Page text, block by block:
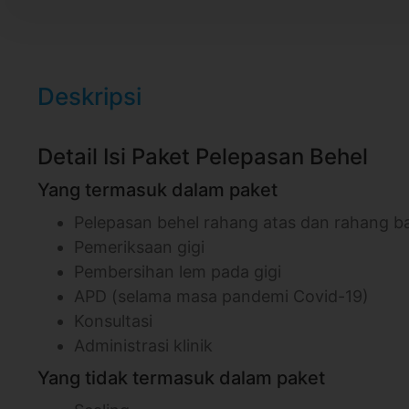
Deskripsi
Detail Isi Paket Pelepasan Behel
Yang termasuk dalam paket
Pelepasan behel rahang atas dan rahang
Pemeriksaan gigi
Pembersihan lem pada gigi
APD (selama masa pandemi Covid-19)
Konsultasi
Administrasi klinik
Yang tidak termasuk dalam paket